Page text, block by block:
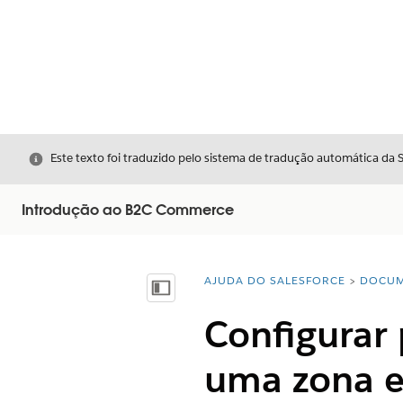
Fechar
Este texto foi traduzido pelo sistema de tradução automática da
Introdução ao B2C Commerce
Mostrar índiceVocê está aqui:
AJUDA DO SALESFORCE
Configurar
uma zona